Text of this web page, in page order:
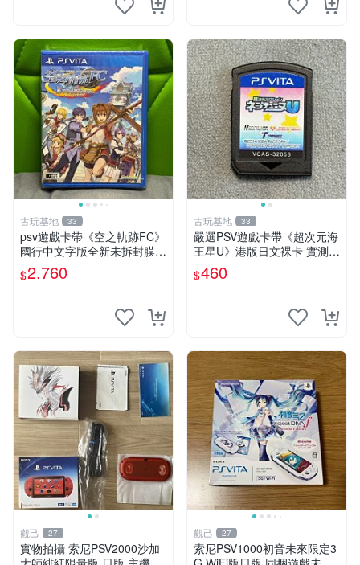
古玩基地 33
psv遊戲卡帶《空之軌跡FC》
國行中文字版全新未拆封膜有
輕微使用痕跡嚴選推薦適合收
藏 歲月痕跡 二手 psv 游戲卡
$2,760
古玩基地 33
嚴選PSV遊戲卡帶《超次元海
王星U》港版日文裸卡 實測暢
玩 索尼專屬 psv psv游戲 psv
游戲卡帶
$460
觀己 27
實物拍攝 索尼PSV2000沙加
觀己 27
索尼PSV1000初音未來限定3